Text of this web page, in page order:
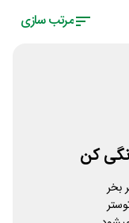
مرتب سازی
بخر